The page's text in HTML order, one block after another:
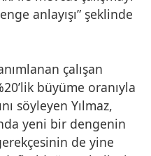
anlayışı” şeklinde
çalışan
büyüme oranıyla
söyleyen Yılmaz,
yeni bir dengenin
de yine